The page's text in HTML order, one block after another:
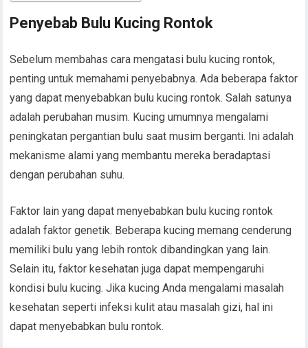
Penyebab Bulu Kucing Rontok
Sebelum membahas cara mengatasi bulu kucing rontok,
penting untuk memahami penyebabnya. Ada beberapa faktor
yang dapat menyebabkan bulu kucing rontok. Salah satunya
adalah perubahan musim. Kucing umumnya mengalami
peningkatan pergantian bulu saat musim berganti. Ini adalah
mekanisme alami yang membantu mereka beradaptasi
dengan perubahan suhu.
Faktor lain yang dapat menyebabkan bulu kucing rontok
adalah faktor genetik. Beberapa kucing memang cenderung
memiliki bulu yang lebih rontok dibandingkan yang lain.
Selain itu, faktor kesehatan juga dapat mempengaruhi
kondisi bulu kucing. Jika kucing Anda mengalami masalah
kesehatan seperti infeksi kulit atau masalah gizi, hal ini
dapat menyebabkan bulu rontok.